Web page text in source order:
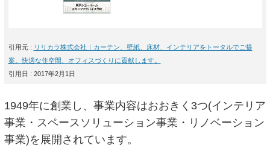
引用元 : リリカラ株式会社｜カーテン、壁紙、床材、インテリアをトータルでご提
案。快適な住空間、オフィスづくりに貢献します。
引用日 : 2017年2月1日
1949年に創業し、事業内容はおおきく3つ(インテリア
事業・スペースソリューション事業・リノベーション
事業)を展開されています。